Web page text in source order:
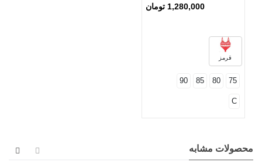
1,280,000 تومان
قرمز
75
80
85
90
C
محصولات مشابه